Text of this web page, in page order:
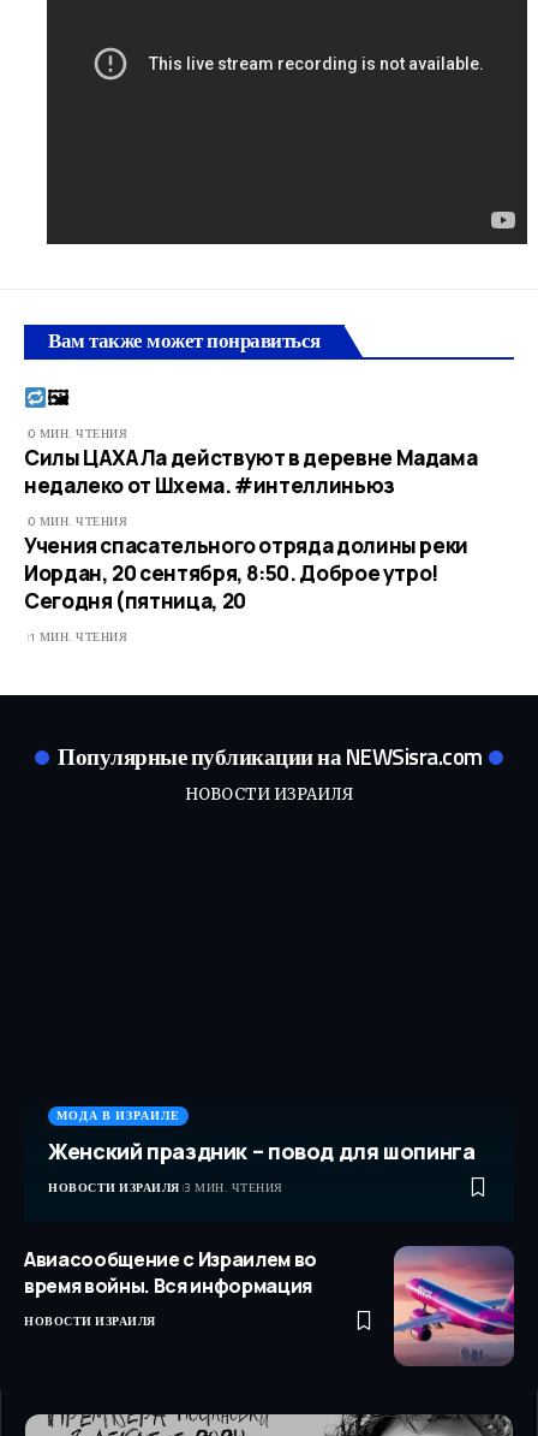
Вам также может понравиться
🖼​
0 МИН. ЧТЕНИЯ
Силы ЦАХАЛа действуют в деревне Мадама
недалеко от Шхема. #интеллиньюз
0 МИН. ЧТЕНИЯ
Учения спасательного отряда долины реки
Иордан, 20 сентября, 8:50. Доброе утро!
Сегодня (пятница, 20
1 МИН. ЧТЕНИЯ
Популярные публикации на NEWSisra.com
НОВОСТИ ИЗРАИЛЯ
МОДА В ИЗРАИЛЕ
Женский праздник – повод для шопинга
НОВОСТИ ИЗРАИЛЯ 3 МИН. ЧТЕНИЯ
Авиасообщение с Израилем во
время войны. Вся информация
НОВОСТИ ИЗРАИЛЯ